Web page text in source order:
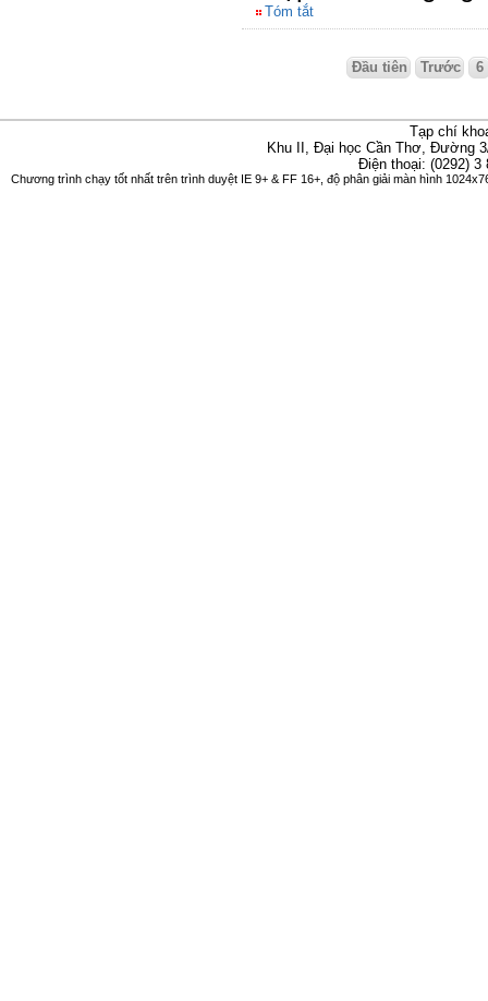
Tóm tắt
Đầu tiên Trước 6
Tạp chí
Khu II, Đại học Cần Thơ, Đường
Điện thoại: (0292)
Chương trình chạy tốt nhất trên trình duyệt IE 9+ & FF 16+, độ phân giải màn hình